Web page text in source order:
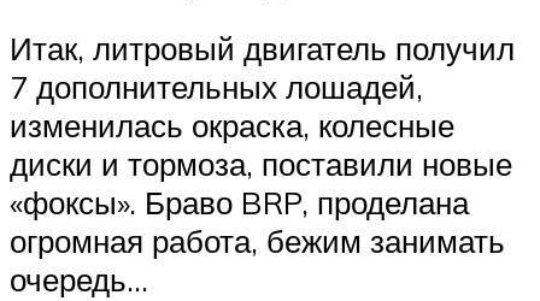
Итак, литровый двигатель получил
7 дополнительных лошадей,
изменилась окраска, колесные
диски и тормоза, поставили новые
«фоксы». Браво BRP, проделана
огромная работа, бежим занимать
очередь…